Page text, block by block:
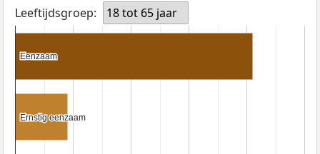
Leeftijdsgroep:
18 tot 65 jaar
Eenzaam
Eenzaam
Ernstig eenzaam
Ernstig eenzaam